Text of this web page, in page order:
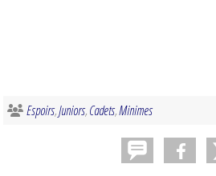
Espoirs Juniors Cadets Minimes